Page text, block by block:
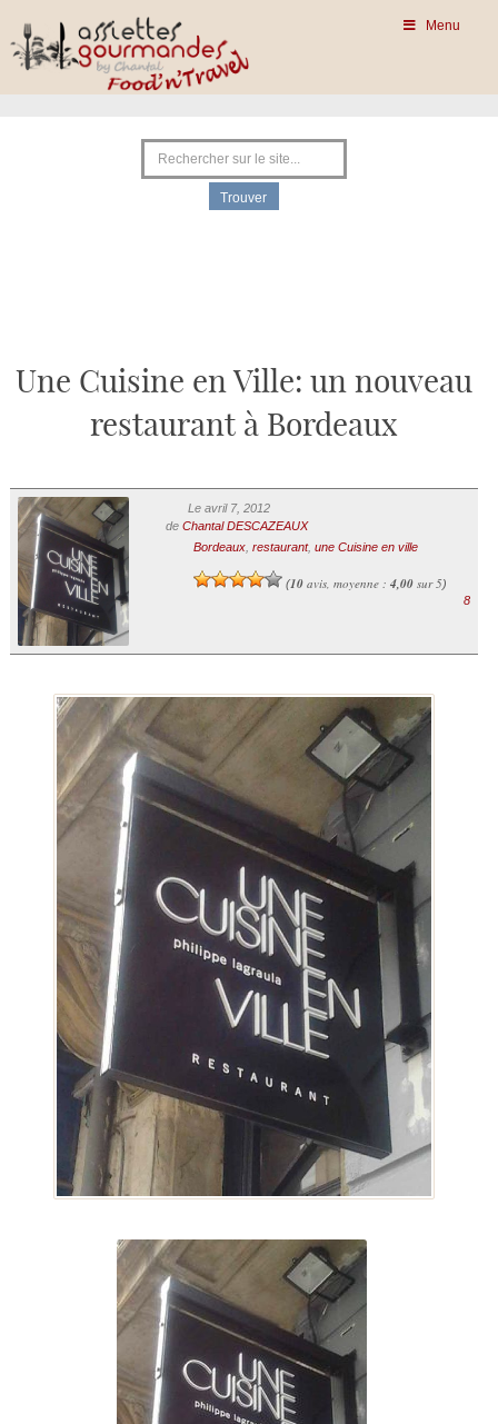
Menu
Une Cuisine en Ville: un nouveau
restaurant à Bordeaux
Le avril 7, 2012
de Chantal DESCAZEAUX
Bordeaux, restaurant, une Cuisine en ville
(10avis, moyenne : 4,00sur 5)
8